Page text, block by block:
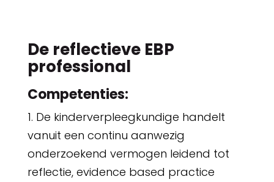
De reflectieve EBP
professional
Competenties:
1. De kinderverpleegkundige handelt
vanuit een continu aanwezig
onderzoekend vermogen leidend tot
reflectie, evidence based practice